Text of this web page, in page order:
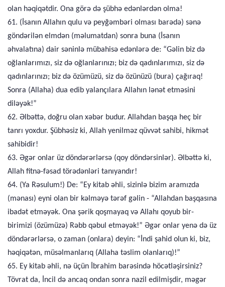
olan həqiqətdir. Ona görə də şübhə edənlərdən olma!
61. (İsanın Allahın qulu və peyğəmbəri olması barədə) sənə
göndərilən elmdən (məlumatdan) sonra buna (İsanın
əhvalatına) dair səninlə mübahisə edənlərə de: “Gəlin biz də
oğlanlarımızı, siz də oğlanlarınızı; biz də qadınlarımızı, siz də
qadınlarınızı; biz də özümüzü, siz də özünüzü (bura) çağıraq!
Sonra (Allaha) dua edib yalançılara Allahın lənət etməsini
diləyək!”
62. Əlbəttə, doğru olan xəbər budur. Allahdan başqa heç bir
tanrı yoxdur. Şübhəsiz ki, Allah yenilməz qüvvət sahibi, hikmət
sahibidir!
63. Əgər onlar üz döndərərlərsə (qoy döndərsinlər). Əlbəttə ki,
Allah fitnə-fəsad törədənləri tanıyandır!
64. (Ya Rəsulum!) De: “Ey kitab əhli, sizinlə bizim aramızda
(mənası) eyni olan bir kəlməyə tərəf gəlin - “Allahdan başqasına
ibadət etməyək. Ona şərik qoşmayaq və Allahı qoyub bir-
birimizi (özümüzə) Rəbb qəbul etməyək!” Əgər onlar yenə də üz
döndərərlərsə, o zaman (onlara) deyin: “İndi şahid olun ki, biz,
həqiqətən, müsəlmanlarıq (Allaha təslim olanlarıq)!”
65. Ey kitab əhli, nə üçün İbrahim barəsində höcətləşirsiniz?
Tövrat da, İncil də ancaq ondan sonra nazil edilmişdir, məgər